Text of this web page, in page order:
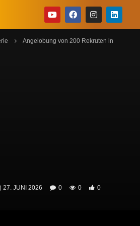
Angelobung von 200 Rekruten in
27. JUNI 2026 0 0 0